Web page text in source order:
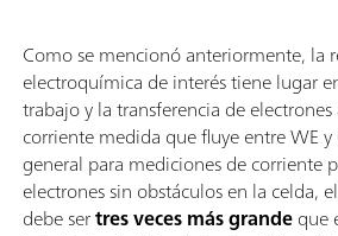
Como se mencionó anteriormente, la
electroquímica de interés tiene lugar
trabajo y la transferencia de
corriente medida que fluye entre WE y
general para mediciones de corriente
electrones sin obstáculos en la celda,
debe sertres veces más grandeque